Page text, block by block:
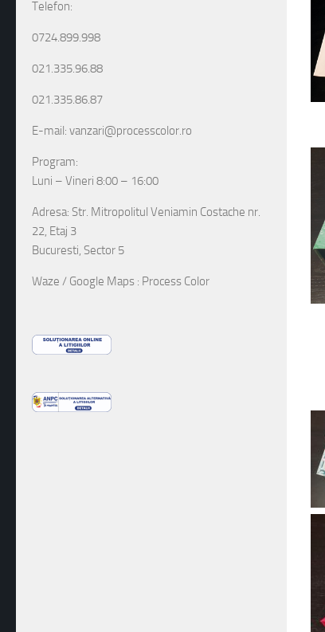
Telefon:
0724.899.998
021.335.96.88
021.335.86.87
E-mail: vanzari@processcolor.ro
Program:
Luni – Vineri 8:00 – 16:00
Adresa: Str. Mitropolitul Veniamin Costache nr.
22, Etaj 3
Bucuresti, Sector 5
Waze / Google Maps : Process Color